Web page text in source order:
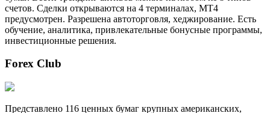
счетов. Сделки открываются на 4 терминалах, МТ4
предусмотрен. Разрешена автоторговля, хеджирование. Есть
обучение, аналитика, привлекательные бонусные программы,
инвестиционные решения.
Forex Club
Представлено 116 ценных бумаг крупных американских,